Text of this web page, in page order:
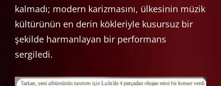
kalmadı; modern karizmasını, ülkesinin müzik
kültürünün en derin kökleriyle kusursuz bir
şekilde harmanlayan bir performans
sergiledi.